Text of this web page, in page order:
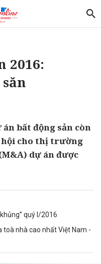
2016:
bất động sản còn
hội cho thị trường
dự án được
quý I/2016
toà nhà cao nhất Việt Nam -